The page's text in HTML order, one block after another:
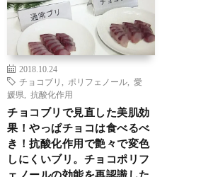
2018.10.24
チョコブリ
ポリフェノール
愛
媛県
抗酸化作用
チョコブリで見直した美肌効
果！やっぱチョコは食べるべ
き！抗酸化作用で艶々で変色
しにくいブリ。チョコポリフ
ェノールの効能を再認識した